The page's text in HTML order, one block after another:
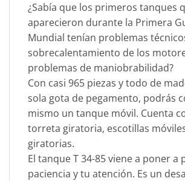
¿Sabía que los primeros tanques
aparecieron durante la Primera
Mundial tenían problemas
sobrecalentamiento de los
problemas de maniobrabilidad?
Con casi 965 piezas y todo de
sola gota de pegamento, podrás
mismo un tanque móvil. Cuenta
torreta giratoria, escotillas
giratorias.
El tanque T 34-85 viene a poner a
paciencia y tu atención. Es un